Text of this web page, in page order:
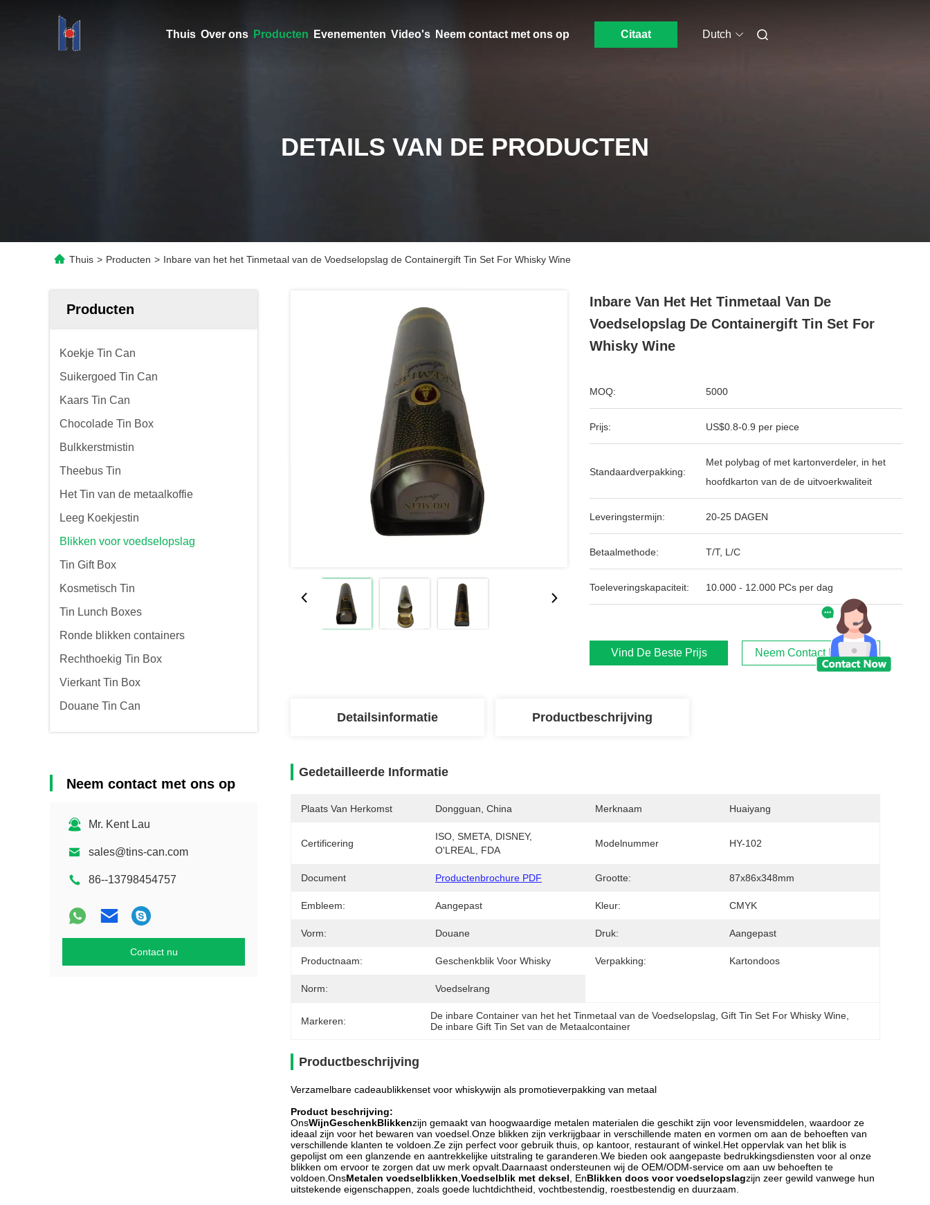
Thuis Over ons Producten Evenementen Video's Neem contact met ons op Citaat Dutch
DETAILS VAN DE PRODUCTEN
Thuis > Producten > Inbare van het het Tinmetaal van de Voedselopslag de Containergift Tin Set For Whisky Wine
Producten
Koekje Tin Can
Suikergoed Tin Can
Kaars Tin Can
Chocolade Tin Box
Bulkkerstmistin
Theebus Tin
Het Tin van de metaalkoffie
Leeg Koekjestin
Blikken voor voedselopslag
Tin Gift Box
Kosmetisch Tin
Tin Lunch Boxes
Ronde blikken containers
Rechthoekig Tin Box
Vierkant Tin Box
Douane Tin Can
Neem contact met ons op
Mr. Kent Lau
sales@tins-can.com
86--13798454757
Contact nu
Inbare Van Het Het Tinmetaal Van De
Voedselopslag De Containergift Tin Set For
Whisky Wine
MOQ: 5000
Prijs: US$0.8-0.9 per piece
Standaardverpakking:
Met polybag of met kartonverdeler, in het
hoofdkarton van de de uitvoerkwaliteit
Leveringstermijn: 20-25 DAGEN
Betaalmethode: T/T, L/C
Toeleveringskapaciteit: 10.000 - 12.000 PCs per dag
Vind De Beste Prijs Neem Contact Met Ons Op
Detailsinformatie Productbeschrijving
Gedetailleerde Informatie
Plaats Van Herkomst Dongguan, China Merknaam Huaiyang
Certificering
ISO, SMETA, DISNEY,
O'LREAL, FDA
Modelnummer HY-102
Document Productenbrochure PDF Grootte: 87x86x348mm
Embleem: Aangepast Kleur: CMYK
Vorm: Douane Druk: Aangepast
Productnaam: Geschenkblik Voor Whisky Verpakking: Kartondoos
Norm: Voedselrang
Markeren: De inbare Container van het het Tinmetaal van de Voedselopslag , Gift Tin Set For Whisky Wine
De inbare Gift Tin Set van de Metaalcontainer
Productbeschrijving
Verzamelbare cadeaublikkenset voor whiskywijn als promotieverpakking van metaal
Product beschrijving:
OnsWijnGeschenkBlikkenzijn gemaakt van hoogwaardige metalen materialen die geschikt zijn voor levensmiddelen, waardoor ze
ideaal zijn voor het bewaren van voedsel.Onze blikken zijn verkrijgbaar in verschillende maten en vormen om aan de behoeften van
verschillende klanten te voldoen.Ze zijn perfect voor gebruik thuis, op kantoor, restaurant of winkel.Het oppervlak van het blik is
gepolijst om een ​​glanzende en aantrekkelijke uitstraling te garanderen.We bieden ook aangepaste bedrukkingsdiensten voor al onze
blikken om ervoor te zorgen dat uw merk opvalt.Daarnaast ondersteunen wij de OEM/ODM-service om aan uw behoeften te
voldoen.OnsMetalen voedselblikken Voedselblik met deksel , EnBlikken doos voor voedselopslagzijn zeer gewild vanwege hun
uitstekende eigenschappen, zoals goede luchtdichtheid, vochtbestendig, roestbestendig en duurzaam.